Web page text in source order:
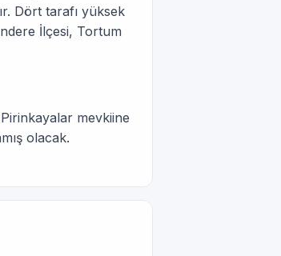
Dört tarafı yüksek
İlçesi, Tortum
mevkiine
olacak.